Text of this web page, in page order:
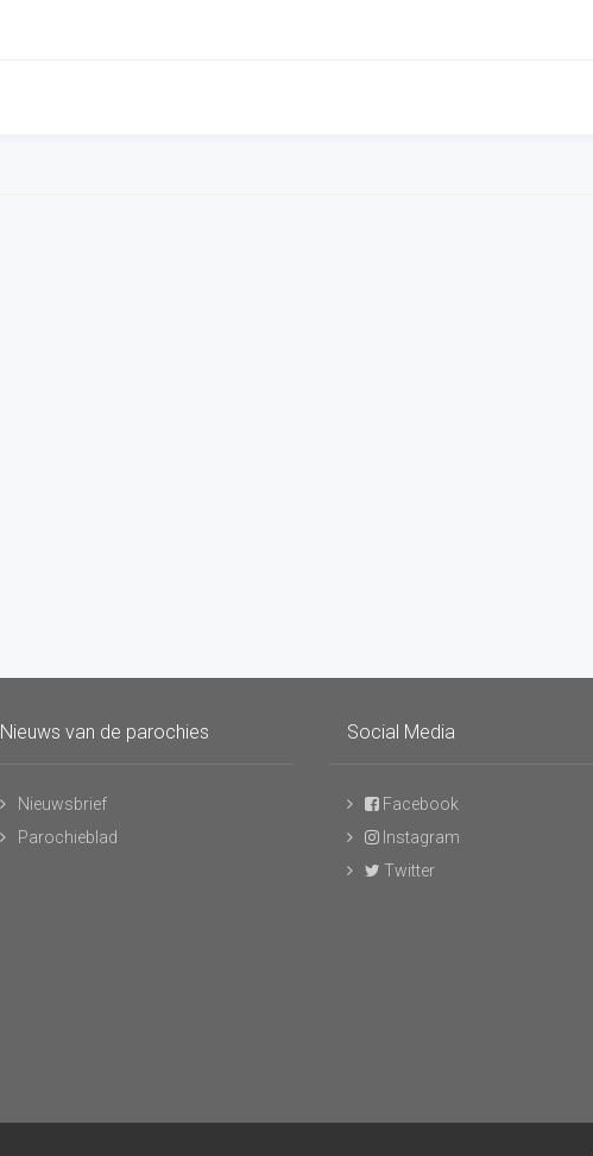
Nieuws van de parochies
Nieuwsbrief
Parochieblad
Social Media
Facebook
Instagram
Twitter